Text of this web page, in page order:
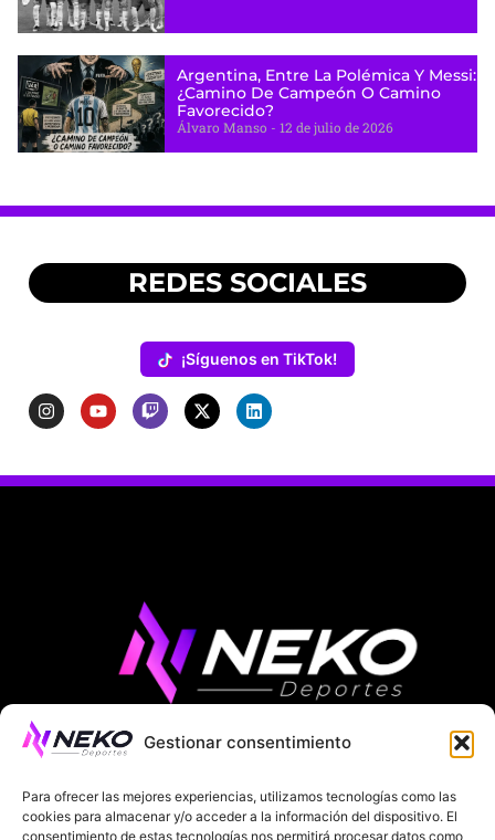
Gestionar consentimiento
Para ofrecer las mejores experiencias, utilizamos tecnologías como las
cookies para almacenar y/o acceder a la información del dispositivo. El
consentimiento de estas tecnologías nos permitirá procesar datos como
Argentina, Entre La Polémica Y Messi:
¿camino De Campeón O Camino
Favorecido?
Álvaro Manso 12 de julio de 2026
REDES SOCIALES
¡Síguenos en TikTok!
ÚLTIMAS NOTICIAS COMPETICIONES EUROPEAS
LA LIGA MUNDIAL 2026 FÚTBOL INTERNACIONAL